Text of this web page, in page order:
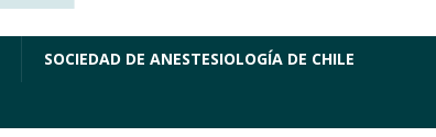
SOCIEDAD DE ANESTESIOLOGÍA DE CHILE